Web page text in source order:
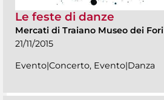
Le feste di danze
Mercati di Traiano Museo dei
21/11/2015
Evento|Concerto, Evento|Danza